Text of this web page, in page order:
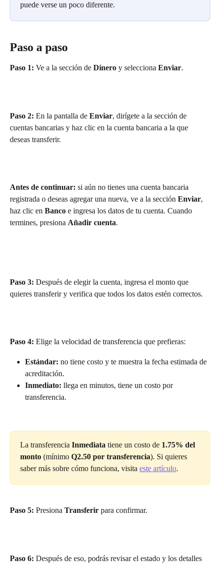
puede verse un poco diferente.
Paso a paso
Paso 1: Ve a la sección de Dinero y selecciona Enviar.
Paso 2: En la pantalla de Enviar, dirígete a la sección de
cuentas bancarias y haz clic en la cuenta bancaria a la que
deseas transferir.
Antes de continuar: si aún no tienes una cuenta bancaria
registrada o deseas agregar una nueva, ve a la sección Enviar,
haz clic en Banco e ingresa los datos de tu cuenta. Cuando
termines, presiona Añadir cuenta.
Paso 3: Después de elegir la cuenta, ingresa el monto que
quieres transferir y verifica que todos los datos estén correctos.
Paso 4: Elige la velocidad de transferencia que prefieras:
Estándar: no tiene costo y te muestra la fecha estimada de
acreditación.
Inmediato: llega en minutos, tiene un costo por
transferencia.
La transferencia Inmediata tiene un costo de 1.75% del
monto (mínimo Q2.50 por transferencia). Si quieres
saber más sobre cómo funciona, visita este artículo.
Paso 5: Presiona Transferir para confirmar.
Paso 6: Después de eso, podrás revisar el estado y los detalles